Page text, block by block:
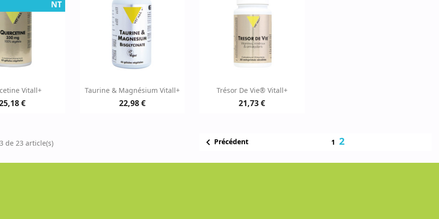
rapide
Vitall+
€
NT
 Aperçu rapide
Taurine & Magnésium Vitall+
22,98 €
Aperçu rapide
Trésor De Vie® Vitall+
21,73 €
de 23 article(s)  Précédent 12